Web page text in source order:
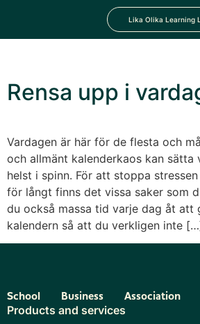
Lika Olika Learning
Rensa upp i
Vardagen är här för de flesta och
och allmänt kalenderkaos kan sätta
helst i spinn. För att stoppa
för långt finns det vissa saker som
du också massa tid varje dag åt att
kalendern så att du verkligen inte
School Business Association
Products and services